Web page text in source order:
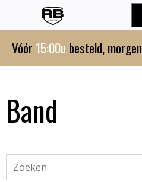
Vóór 15:00u besteld, morgen
Band